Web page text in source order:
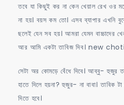
তবে যা কিছুই কর না কেন খেয়াল রেখ ওর
না হয়। বয়স কম তো। এসব ব্যাপার এখনি
ছলেই যেন সব হয়। আমরা যেমন বাচ্চাদের
আর আমি একটা তাবিজ দিব। new
সেটা অর কোমড়ে বেঁধে দিবে। আব্বু- হুজুর
হাতে দিলে হয়না? হুজুর- না বাবা। তাবিক
দিতে হবে।